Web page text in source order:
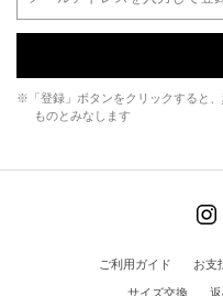
※「登録」ボタンをクリックすると、
ものとみなします
ご利用ガイド お支